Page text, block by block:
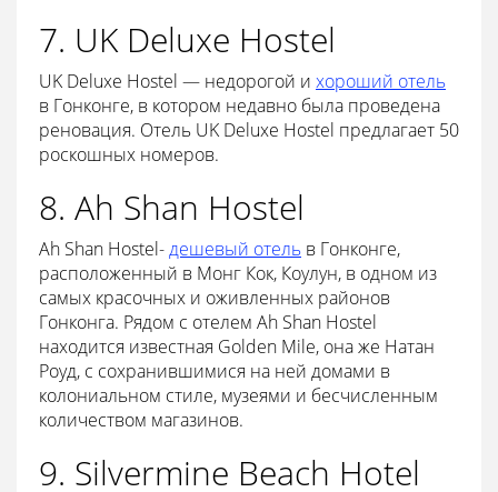
7. UK Deluxe Hostel
UK Deluxe Hostel — недорогой и хороший отель
в Гонконге, в котором недавно была проведена
реновация. Отель UK Deluxe Hostel предлагает 50
роскошных номеров.
8. Ah Shan Hostel
Ah Shan Hostel-дешевый отель в Гонконге,
расположенный в Монг Кок, Коулун, в одном из
самых красочных и оживленных районов
Гонконга. Рядом с отелем Ah Shan Hostel
находится известная Golden Mile, она же Натан
Роуд, с сохранившимися на ней домами в
колониальном стиле, музеями и бесчисленным
количеством магазинов.
9. Silvermine Beach Hotel